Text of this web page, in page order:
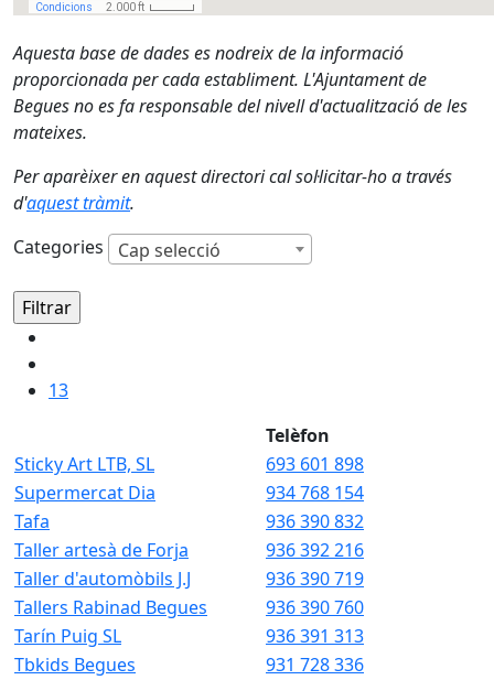
Aquesta base de dades es nodreix de la informació
proporcionada per cada establiment. L'Ajuntament de
Begues no es fa responsable del nivell d'actualització de les
mateixes.
Per aparèixer en aquest directori cal sol·licitar-ho a través
d'aquest tràmit.
Categories
Cap selecció
13
Telèfon
Sticky Art LTB, SL
693 601 898
Supermercat Dia
934 768 154
Tafa
936 390 832
Taller artesà de Forja
936 392 216
Taller d'automòbils J.J
936 390 719
Tallers Rabinad Begues
936 390 760
Tarín Puig SL
936 391 313
Tbkids Begues
931 728 336